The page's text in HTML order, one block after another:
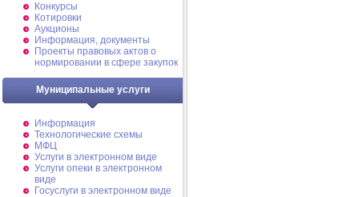
Конкурсы
Котировки
Аукционы
Информация, документы
Проекты правовых актов о
нормировании в сфере закупок
Муниципальные услуги
Информация
Технологические схемы
МФЦ
Услуги в электронном виде
Услуги опеки в электронном
виде
Госуслуги в электронном виде